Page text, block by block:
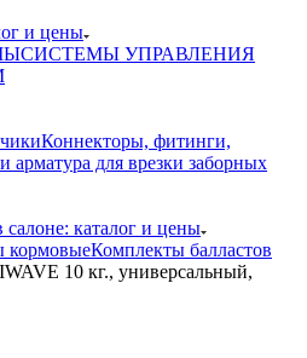
и цены
СИСТЕМЫ УПРАВЛЕНИЯ
Коннекторы, фитинги,
арматура для врезки заборных
каталог и цены
кормовыеКомплекты балластов
10 кг., универсальный,